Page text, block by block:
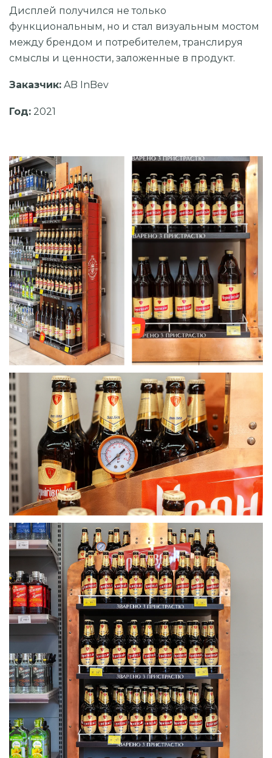
Дисплей получился не только
функциональным, но и стал визуальным мостом
между брендом и потребителем, транслируя
смыслы и ценности, заложенные в продукт.
Заказчик: AB InBev
Год: 2021